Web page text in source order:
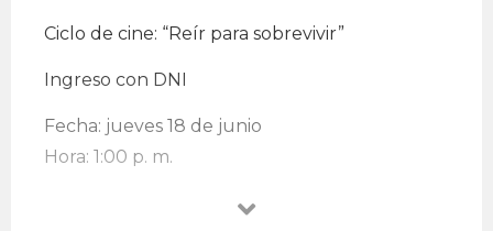
Ciclo de cine: “Reír para sobrevivir”
Ingreso con DNI
Fecha: jueves 18 de junio
Hora: 1:00 p. m.
Universidad de Lima, Santiago de Surco